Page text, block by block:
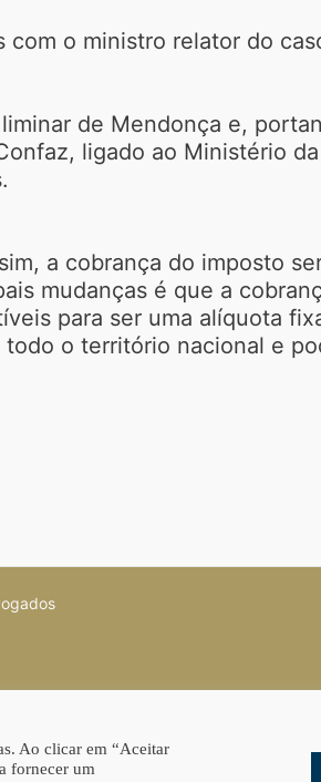
o ministro relator do
de Mendonça e,
ligado ao Ministério
a cobrança do imposto
mudanças é que a
para ser uma alíquota
o território nacional e
Ao clicar em “Aceitar
fornecer um